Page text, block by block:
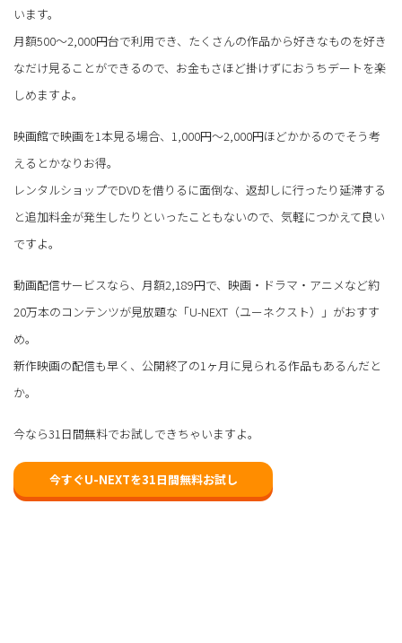
います。
月額500～2,000円台で利用でき、たくさんの作品から好きなものを好き
なだけ見ることができるので、お金もさほど掛けずにおうちデートを楽
しめますよ。
映画館で映画を1本見る場合、1,000円～2,000円ほどかかるのでそう考
えるとかなりお得。
レンタルショップでDVDを借りるに面倒な、返却しに行ったり延滞する
と追加料金が発生したりといったこともないので、気軽につかえて良い
ですよ。
動画配信サービスなら、月額2,189円で、映画・ドラマ・アニメなど約
20万本のコンテンツが見放題な「U-NEXT（ユーネクスト）」がおすす
め。
新作映画の配信も早く、公開終了の1ヶ月に見られる作品もあるんだと
か。
今なら31日間無料でお試しできちゃいますよ。
今すぐU-NEXTを31日間無料お試し